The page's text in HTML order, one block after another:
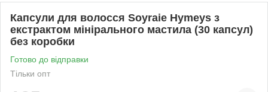
Капсули для волосся Soyraie Hymeys з
екстрактом мінірального мастила (30 капсул)
без коробки
Готово до відправки
Тільки опт